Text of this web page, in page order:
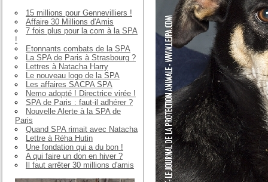
15 millions pour Gennevilliers !
Affaire 30 Millions d'Amis
7 fois plus pour la com à la SPA
!
Etonnants combats de la SPA
La SPA de Paris à Strasbourg ?
Lettres à Natacha Harry
Le nouveau logo de la SPA
Les affaires SACPA SPA
Nemo adopté ! Directrice virée !
SPA de Paris : faut-il adhérer ?
Nouvelle Alerte à la SPA de
Paris
Quand SPA rimait avec Natacha
Lettre à Réha Hutin
Une fondation qui a du bon !
A qui faire un don en hiver ?
Il faut arrêter 30 millions d'amis